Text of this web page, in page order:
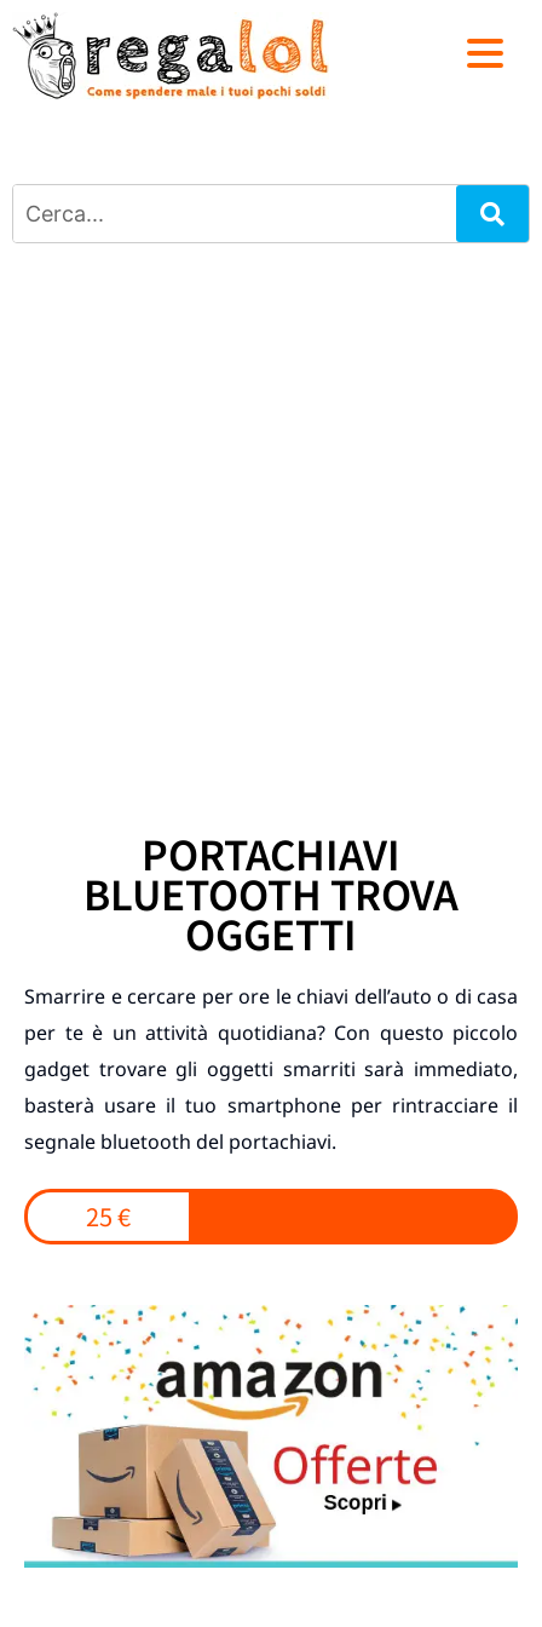
PORTACHIAVI
BLUETOOTH TROVA
OGGETTI
Smarrire e cercare per ore le chiavi dell’auto o di casa
per te è un attività quotidiana? Con questo piccolo
gadget trovare gli oggetti smarriti sarà immediato,
basterà usare il tuo smartphone per rintracciare il
segnale bluetooth del portachiavi.
25 €